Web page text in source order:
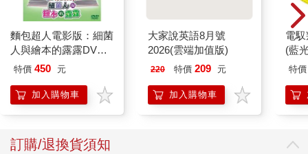
往常的中指與無名指之間，隔著裊裊燃起的煙霧，我看到巨柴後
方變胖了的「庫哈斯先生」，一時之間倒有那麼幾分「川普」的
錯覺。
…………………………………………………
「當你離開你一直以為扮演得很好的那個角色時，才終於讓你自
己與那個角色都活了過來，並且深愛彼此。」
麵包超人電影版：細菌
人與繪本的露露DVD-
平裝版
特價 450 元
加入購物車
大家說英語8月號
2026(雲端加值版)
220 特價 209 元
加入購物車
電
(藍
特價
訂購/退換貨須知